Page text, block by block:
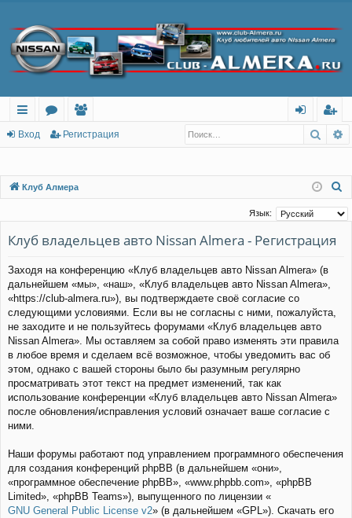
с
лк
о
м
ол
ов
ег
тр
ац
Вход Регистрация
Клуб Алмера
и
Язык:
Клуб владельцев авто Nissan Almera - Регистрация
Заходя на конференцию «Клуб владельцев авто Nissan Almera» (в
дальнейшем «мы», «наш», «Клуб владельцев авто Nissan Almera»,
«https://club-almera.ru»), вы подтверждаете своё согласие со
следующими условиями. Если вы не согласны с ними, пожалуйста,
не заходите и не пользуйтесь форумами «Клуб владельцев авто
Nissan Almera». Мы оставляем за собой право изменять эти правила
в любое время и сделаем всё возможное, чтобы уведомить вас об
этом, однако с вашей стороны было бы разумным регулярно
просматривать этот текст на предмет изменений, так как
использование конференции «Клуб владельцев авто Nissan Almera»
после обновления/исправления условий означает ваше согласие с
ними.
Наши форумы работают под управлением программного обеспечения
для создания конференций phpBB (в дальнейшем «они»,
«программное обеспечение phpBB», «www.phpbb.com», «phpBB
Limited», «phpBB Teams»), выпущенного по лицензии «
GNU General Public License v2» (в дальнейшем «GPL»). Скачать его